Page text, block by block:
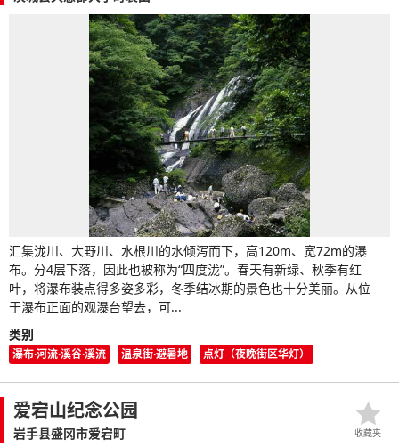
汇集泷川、大野川、水根川的水倾泻而下，高120m、宽72m的瀑
布。分4层下落，因此也被称为“四度泷”。春天有新绿、秋季有红
叶，将瀑布装点得多姿多彩，冬季结冰期的景色也十分美丽。从位
于瀑布正面的观瀑台望去，可...
类别
瀑布·河流·溪谷·溪流 温泉街·避暑地 点灯（夜晚街区华灯）
爱宕山纪念公园
岩手县盛冈市爱宕町 收藏夹